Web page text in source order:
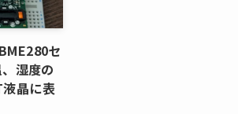
セ
湿度の
晶に表